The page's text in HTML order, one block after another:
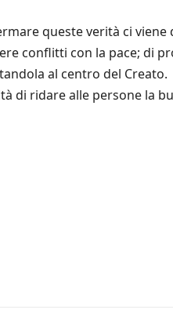
queste verità ci viene
conflitti con la pace; di
al centro del Creato.
di ridare alle persone la